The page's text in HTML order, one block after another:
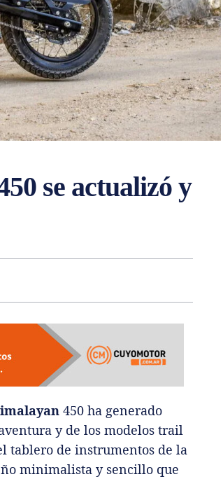
se actualizó y
450 ha generado
y de los modelos trail
tablero de instrumentos de la
minimalista y sencillo que